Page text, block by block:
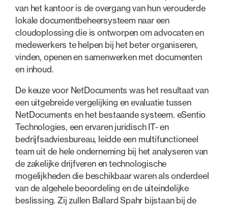
van het kantoor is de overgang van hun verouderde
lokale documentbeheersysteem naar een
cloudoplossing die is ontworpen om advocaten en
medewerkers te helpen bij het beter organiseren,
vinden, openen en samenwerken met documenten
en inhoud.
De keuze voor NetDocuments was het resultaat van
een uitgebreide vergelijking en evaluatie tussen
NetDocuments en het bestaande systeem. eSentio
Technologies, een ervaren juridisch IT- en
bedrijfsadviesbureau, leidde een multifunctioneel
team uit de hele onderneming bij het analyseren van
de zakelijke drijfveren en technologische
mogelijkheden die beschikbaar waren als onderdeel
van de algehele beoordeling en de uiteindelijke
beslissing. Zij zullen Ballard Spahr bijstaan bij de